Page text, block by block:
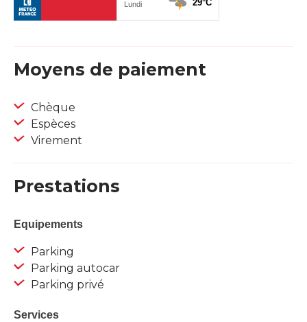
Moyens de paiement
Chèque
Espèces
Virement
Prestations
Equipements
Parking
Parking autocar
Parking privé
Services